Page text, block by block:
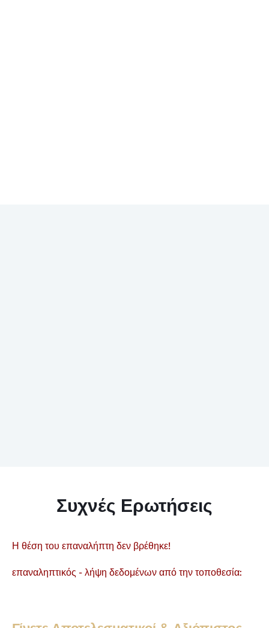
Συχνές Ερωτήσεις
Η θέση του επαναλήπτη δεν βρέθηκε!
επαναληπτικός - λήψη δεδομένων από την τοποθεσία: